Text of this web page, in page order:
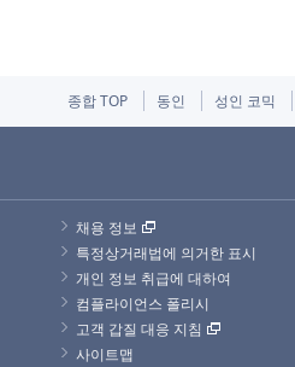
종합 TOP 동인 성인 코믹
채용 정보
특정상거래법에 의거한 표시
개인 정보 취급에 대하여
컴플라이언스 폴리시
고객 갑질 대응 지침
사이트맵